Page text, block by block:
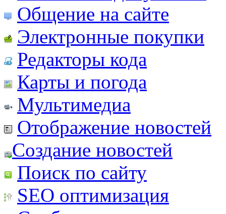
Общение на сайте
Электронные покупки
Редакторы кода
Карты и погода
Мультимедиа
Отображение новостей
Создание новостей
Поиск по сайту
SEO оптимизация